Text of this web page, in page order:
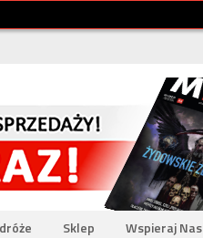
Sklep Wspieraj Nas